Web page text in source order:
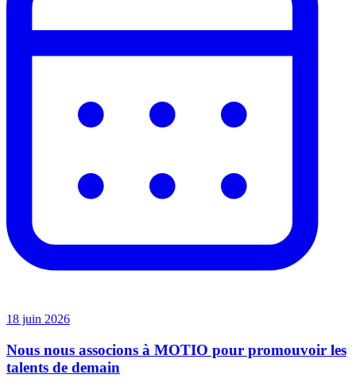
18 juin 2026
Nous nous associons à MOTIO pour promouvoir les
talents de demain